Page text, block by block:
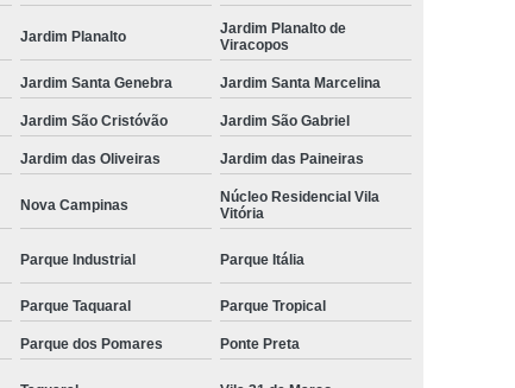
Jardim Planalto
Jardim Planalto de
Viracopos
Jardim Santa Genebra Jardim Santa Marcelina
Jardim São Cristóvão Jardim São Gabriel
Jardim das Oliveiras Jardim das Paineiras
Nova Campinas
Núcleo Residencial Vila
Vitória
Parque Industrial Parque Itália
Parque Taquaral Parque Tropical
Parque dos Pomares Ponte Preta